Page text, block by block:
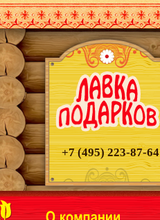
+7 (495) 223-87-64